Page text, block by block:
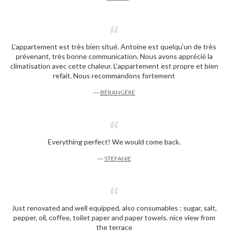
L’appartement est très bien situé. Antoine est quelqu’un de très
prévenant, très bonne communication. Nous avons apprécié la
climatisation avec cette chaleur. L’appartement est propre et bien
refait. Nous recommandons fortement
― BÉRANGÈRE
Everything perfect! We would come back.
―STEFANIE
Just renovated and well equipped, also consumables : sugar, salt,
pepper, oil, coffee, toilet paper and paper towels. nice view from
the terrace